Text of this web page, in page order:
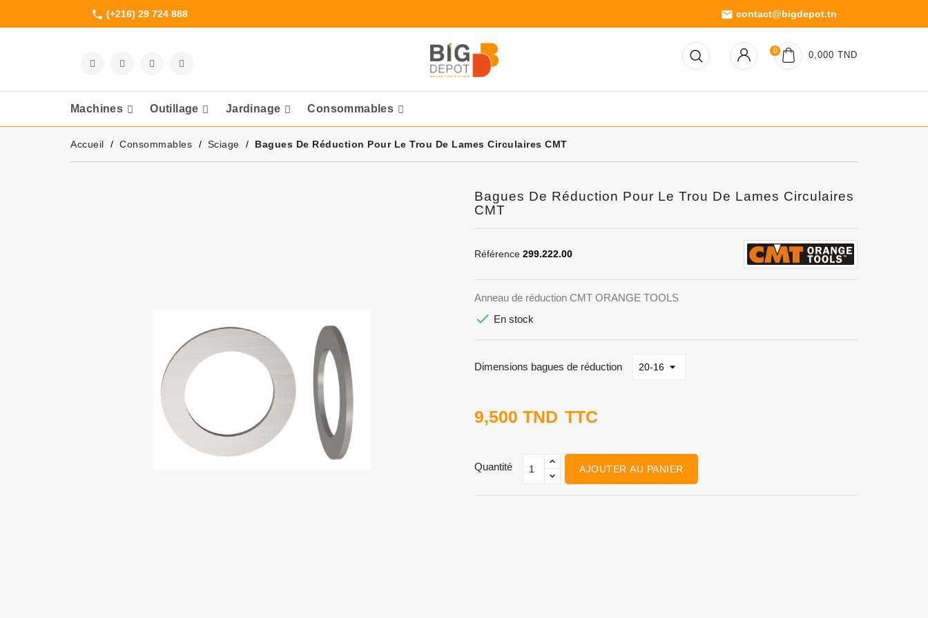
phone (+216) 29 724 888 email contact@bigdepot.tn
0 0,000 TND
Machines Outillage Jardinage Consommables
Accueil Consommables Sciage Bagues De Réduction Pour Le Trou De Lames Circulaires CMT
Bagues De Réduction Pour Le Trou De Lames Circulaires
CMT
Référence 299.222.00
Anneau de réduction CMT ORANGE TOOLS
 En stock
Dimensions bagues de réduction
9,500 TND TTC
Quantité AJOUTER AU PANIER